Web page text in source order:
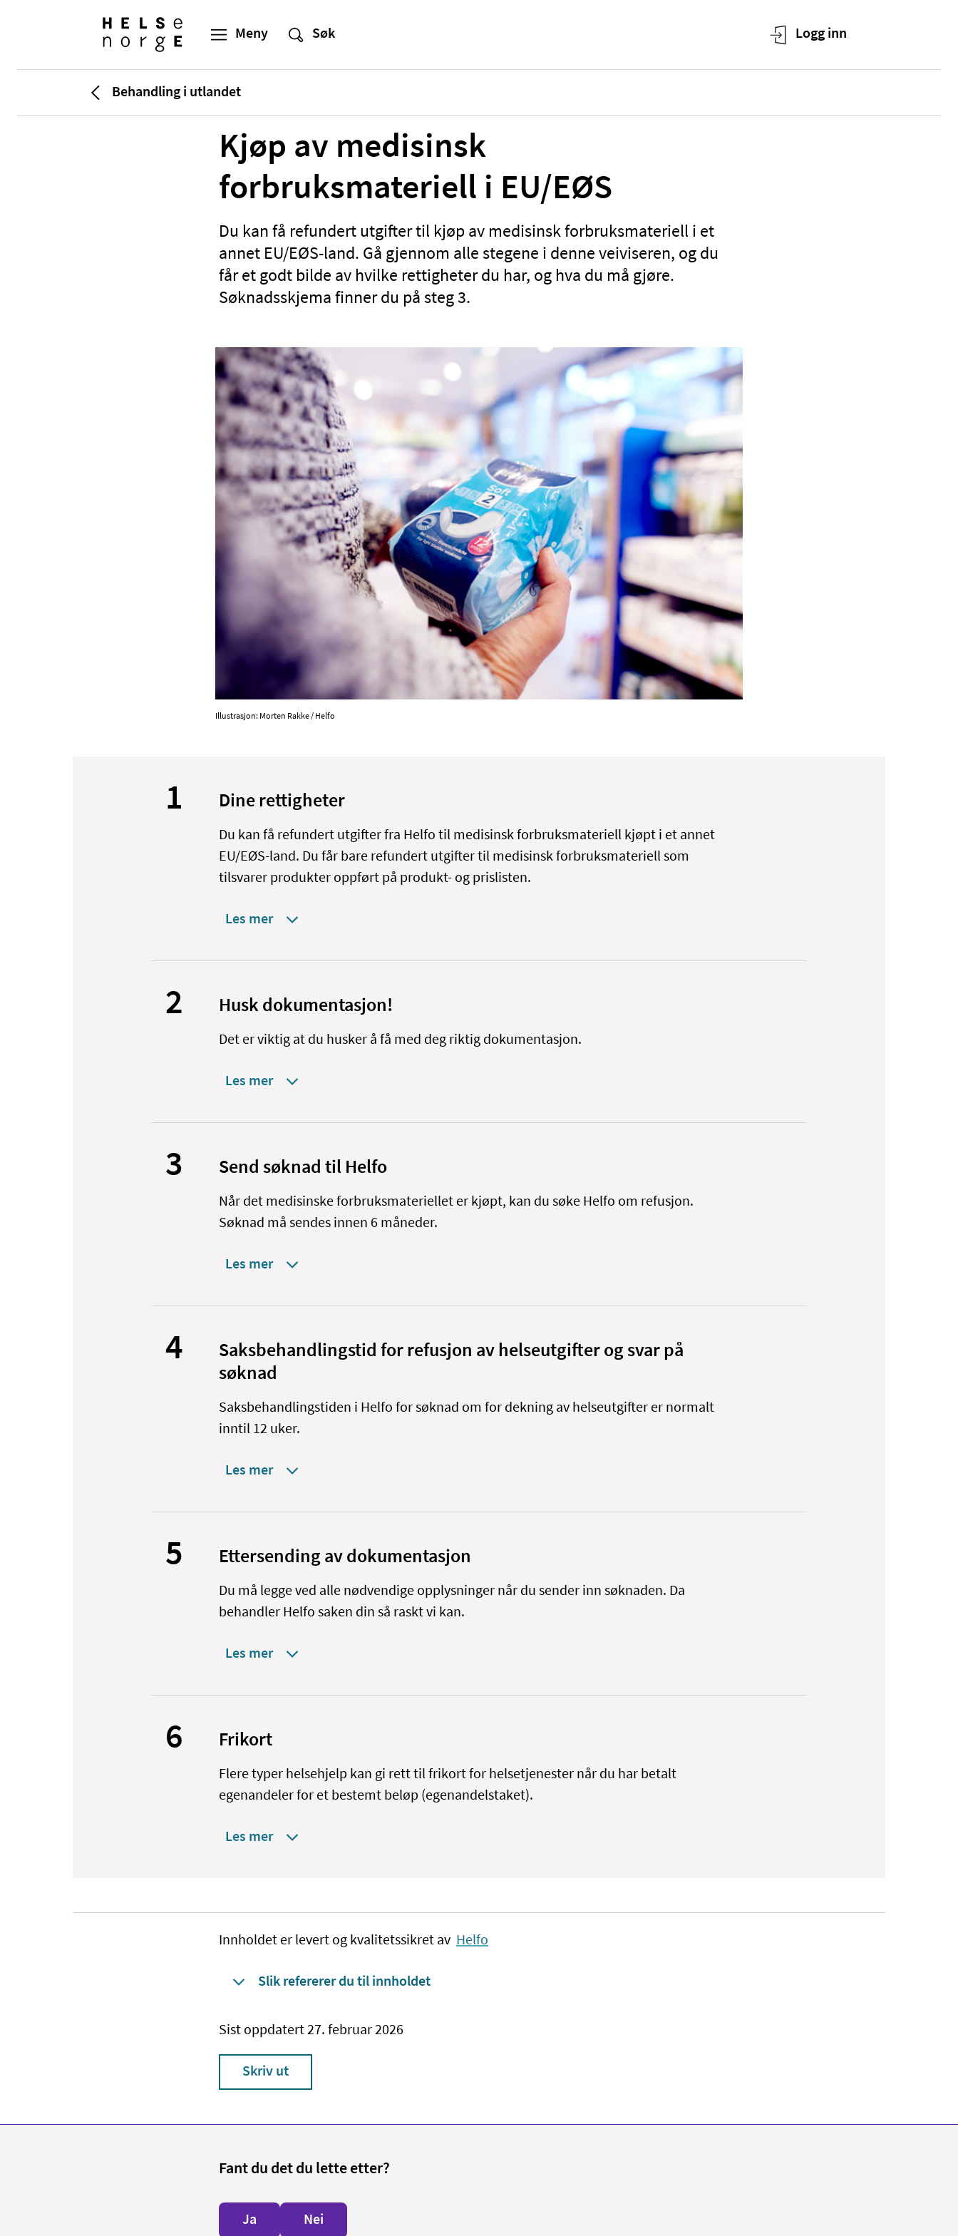
Behandling i utlandet
Kjøp av medisinsk
forbruksmateriell i EU/EØS
Du kan få refundert utgifter til kjøp av medisinsk forbruksmateriell i et
annet EU/EØS-land. Gå gjennom alle stegene i denne veiviseren, og du
får et godt bilde av hvilke rettigheter du har, og hva du må gjøre.
Søknadsskjema finner du på steg 3.
Illustrasjon: Morten Rakke / Helfo
1 Dine rettigheter
Du kan få refundert utgifter fra Helfo til medisinsk forbruksmateriell kjøpt i et annet
EU/EØS-land. Du får bare refundert utgifter til medisinsk forbruksmateriell som
tilsvarer produkter oppført på produkt- og prislisten.
Les mer
2 Husk dokumentasjon!
Det er viktig at du husker å få med deg riktig dokumentasjon.
Les mer
3 Send søknad til Helfo
Når det medisinske forbruksmateriellet er kjøpt, kan du søke Helfo om refusjon.
Søknad må sendes innen 6 måneder.
Les mer
4
Saksbehandlingstid for refusjon av helseutgifter og svar på
søknad
Saksbehandlingstiden i Helfo for søknad om for dekning av helseutgifter er normalt
inntil 12 uker.
Les mer
5 Ettersending av dokumentasjon
Du må legge ved alle nødvendige opplysninger når du sender inn søknaden. Da
behandler Helfo saken din så raskt vi kan.
Les mer
6 Frikort
Flere typer helsehjelp kan gi rett til frikort for helsetjenester når du har betalt
egenandeler for et bestemt beløp (egenandelstaket).
Les mer
Innholdet er levert og kvalitetssikret av Helfo
Slik refererer du til innholdet
Sist oppdatert 27. februar 2026
Skriv ut
Fant du det du lette etter?
Ja Nei